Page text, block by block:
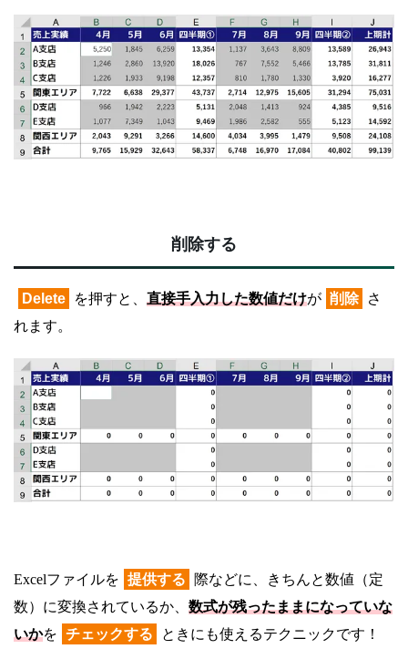
削除する
Delete を押すと、 直接手入力した数値だけが 削除
さ
れます。
Excelファイルを 提供する
際などに、きちんと数値（定
数）に変換されているか、 数式が残ったままになっていな
いかを チェックする ときにも使えるテクニックです！